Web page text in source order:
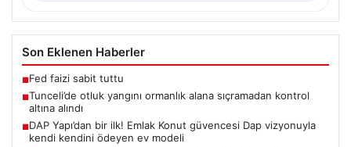
Son Eklenen Haberler
■Fed faizi sabit tuttu
■Tunceli’de otluk yangını ormanlık alana sıçramadan kontrol
altına alındı
■DAP Yapı’dan bir ilk! Emlak Konut güvencesi Dap vizyonuyla
kendi kendini ödeyen ev modeli